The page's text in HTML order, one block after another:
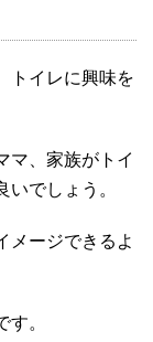
トイレに興味を
マ、家族がトイ
でしょう。
メージできるよ
。